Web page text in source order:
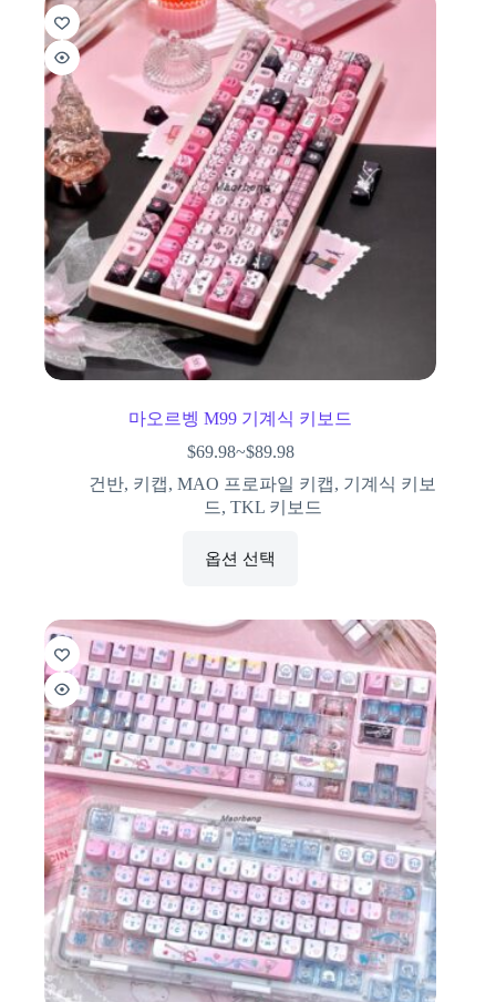
마오르벵 M99 기계식 키보드
$69.98~$89.98
건반, 키캡,MAO 프로파일 키캡, 기계식 키보
드, TKL 키보드
옵션 선택